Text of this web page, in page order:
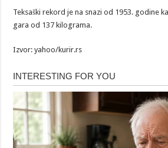
Teksaški rekord je na snazi od 1953. godine
gara od 137 kilograma.
Izvor: yahoo/kurir.rs